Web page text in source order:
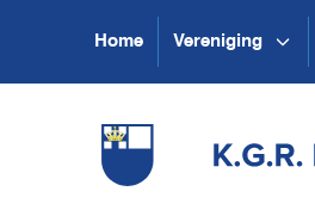
Home Vereniging